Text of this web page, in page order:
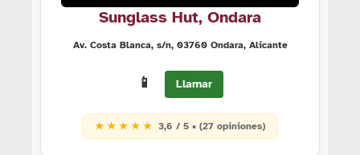
Sunglass Hut, Ondara
Av. Costa Blanca, s/n, 03760 Ondara, Alicante
📱 Llamar
★ ★ ★ ★ ★ 3,6 / 5 • (27 opiniones)